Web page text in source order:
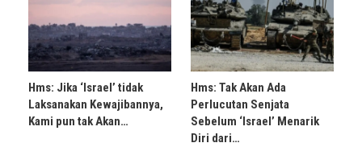
Hms: Jika ‘Israel’ tidak
Laksanakan Kewajibannya,
Kami pun tak Akan…
Hms: Tak Akan Ada
Perlucutan Senjata
Sebelum ‘Israel’ Menarik
Diri dari…